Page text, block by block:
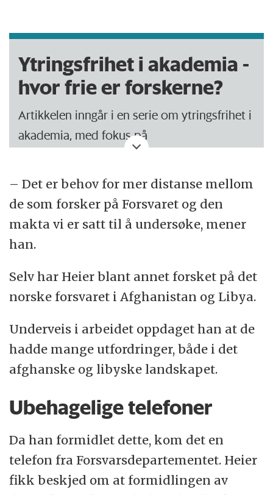
Ytringsfrihet i akademia -
hvor frie er forskerne?
Artikkelen inngår i en serie om ytringsfrihet i
akademia, med fokus på
Artiklene er:
Forsker forsøkt kneblet og skremt da han
kritiserte Forsvaret
– Forsvaret ønsker ikke negative
forskningsresultater om verneplikt for
Er det mulig å være fri forsker i
uniform?26.11 2017
Forskere fra Folkehelseinstituttet
rykende uenige om snus i retten, 18.12 2017
– Folkehelseinstituttet bør skille
tydeligere mellom råd og forskning, 18.12
2017
– Det er behov for mer distanse mellom
de som forsker på Forsvaret og den
makta vi er satt til å undersøke, mener
han.
Selv har Heier blant annet forsket på det
norske forsvaret i Afghanistan og Libya.
Underveis i arbeidet oppdaget han at de
hadde mange utfordringer, både i det
afghanske og libyske landskapet.
Ubehagelige telefoner
Da han formidlet dette, kom det en
telefon fra Forsvarsdepartementet. Heier
fikk beskjed om at formidlingen av